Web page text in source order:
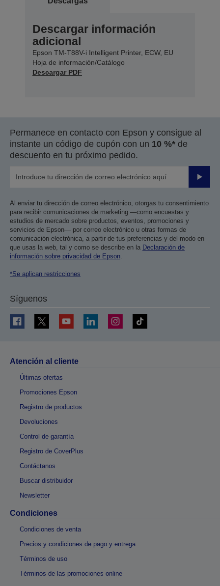
Descargar información
adicional
Epson TM-T88V-i Intelligent Printer, ECW, EU
Hoja de información/Catálogo
Descargar PDF
Permanece en contacto con Epson y consigue al
instante un código de cupón con un 10 %* de
descuento en tu próximo pedido.
Enviar
Al enviar tu dirección de correo electrónico, otorgas tu consentimiento
para recibir comunicaciones de marketing —como encuestas y
estudios de mercado sobre productos, eventos, promociones y
servicios de Epson— por correo electrónico u otras formas de
comunicación electrónica, a partir de tus preferencias y del modo en
que usas la web, tal y como se describe en la Declaración de
información sobre privacidad de Epson
*Se aplican restricciones
Síguenos
Atención al cliente
Últimas ofertas
Promociones Epson
Registro de productos
Devoluciones
Control de garantía
Registro de CoverPlus
Contáctanos
Buscar distribuidor
Newsletter
Condiciones
Condiciones de venta
Precios y condiciones de pago y entrega
Términos de uso
Términos de las promociones online